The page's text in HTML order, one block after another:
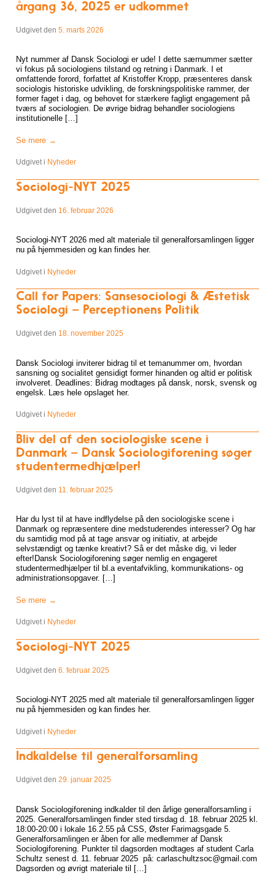
årgang 36, 2025 er udkommet
Udgivet den 5. marts 2026
Nyt nummer af Dansk Sociologi er ude! I dette særnummer sætter
vi fokus på sociologiens tilstand og retning i Danmark. I et
omfattende forord, forfattet af Kristoffer Kropp, præsenteres dansk
sociologis historiske udvikling, de forskningspolitiske rammer, der
former faget i dag, og behovet for stærkere fagligt engagement på
tværs af sociologien. De øvrige bidrag behandler sociologiens
institutionelle […]
Se mere →
Udgivet i Nyheder
Sociologi-NYT 2025
Udgivet den 16. februar 2026
Sociologi-NYT 2026 med alt materiale til generalforsamlingen ligger
nu på hjemmesiden og kan findes her.
Udgivet i Nyheder
Call for Papers: Sansesociologi & Æstetisk
Sociologi – Perceptionens Politik
Udgivet den 18. november 2025
Dansk Sociologi inviterer bidrag til et temanummer om, hvordan
sansning og socialitet gensidigt former hinanden og altid er politisk
involveret. Deadlines: Bidrag modtages på dansk, norsk, svensk og
engelsk. Læs hele opslaget her.
Udgivet i Nyheder
Bliv del af den sociologiske scene i
Danmark – Dansk Sociologiforening søger
studentermedhjælper!
Udgivet den 11. februar 2025
Har du lyst til at have indflydelse på den sociologiske scene i
Danmark og repræsentere dine medstuderendes interesser? Og har
du samtidig mod på at tage ansvar og initiativ, at arbejde
selvstændigt og tænke kreativt? Så er det måske dig, vi leder
efter!Dansk Sociologiforening søger nemlig en engageret
studentermedhjælper til bl.a eventafvikling, kommunikations- og
administrationsopgaver. […]
Se mere →
Udgivet i Nyheder
Sociologi-NYT 2025
Udgivet den 6. februar 2025
Sociologi-NYT 2025 med alt materiale til generalforsamlingen ligger
nu på hjemmesiden og kan findes her.
Udgivet i Nyheder
Indkaldelse til generalforsamling
Udgivet den 29. januar 2025
Dansk Sociologiforening indkalder til den årlige generalforsamling i
2025. Generalforsamlingen finder sted tirsdag d. 18. februar 2025 kl.
18:00-20:00 i lokale 16.2.55 på CSS, Øster Farimagsgade 5.
Generalforsamlingen er åben for alle medlemmer af Dansk
Sociologiforening. Punkter til dagsorden modtages af student Carla
Schultz senest d. 11. februar 2025 på: carlaschultzsoc@gmail.com
Dagsorden og øvrigt materiale til […]